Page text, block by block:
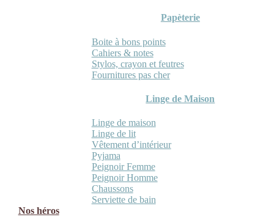
Papèterie
Boite à bons points
Cahiers & notes
Stylos, crayon et feutres
Fournitures pas cher
Linge de Maison
Linge de maison
Linge de lit
Vêtement d’intérieur
Pyjama
Peignoir Femme
Peignoir Homme
Chaussons
Serviette de bain
Nos héros